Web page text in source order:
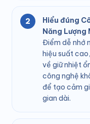
Hiểu đúng
Năng
Điểm dễ nhớ
hiệu suất
về giữ nhiệt
công nghệ
để tạo cảm
gian dài.